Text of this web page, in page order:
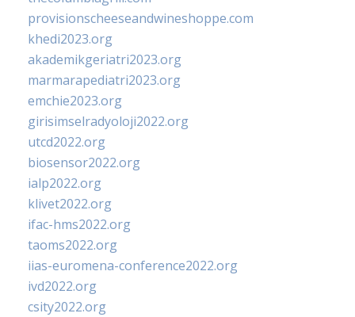
provisionscheeseandwineshoppe.com
khedi2023.org
akademikgeriatri2023.org
marmarapediatri2023.org
emchie2023.org
girisimselradyoloji2022.org
utcd2022.org
biosensor2022.org
ialp2022.org
klivet2022.org
ifac-hms2022.org
taoms2022.org
iias-euromena-conference2022.org
ivd2022.org
csity2022.org